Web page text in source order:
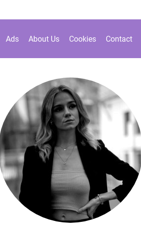
Ads About Us Cookies Contact